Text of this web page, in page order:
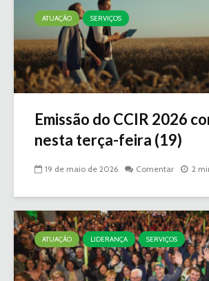
ATUAÇÃO SERVIÇOS
Emissão do CCIR 2026
nesta terça-feira (19)
19 de maio de 2026 Comentar 2
ATUAÇÃO LIDERANÇA SERVIÇOS